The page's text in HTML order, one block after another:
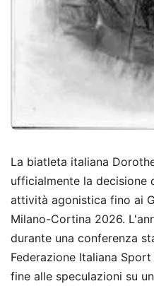
La biatleta italiana
ufficialmente la decisione
attività agonistica fino ai
Milano-Cortina 2026.
durante una conferenza
Federazione Italiana
fine alle speculazioni su